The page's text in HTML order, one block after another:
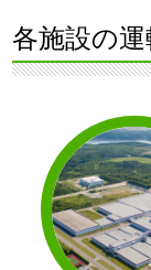
各施設の運